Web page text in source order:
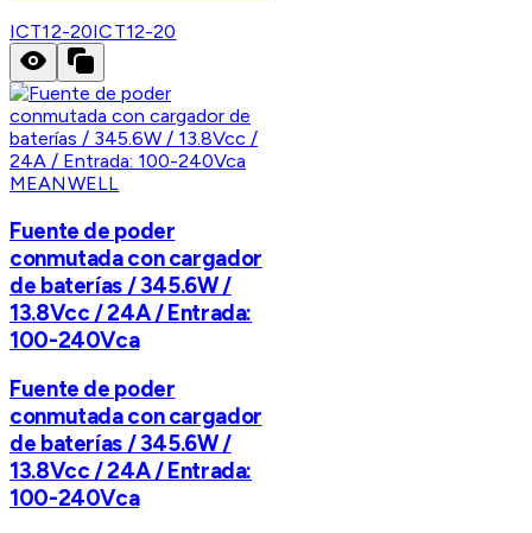
ICT12-20ICT12-20
MEANWELL
Fuente de poder
conmutada con cargador
de baterías / 345.6W /
13.8Vcc / 24A / Entrada:
100-240Vca
Fuente de poder
conmutada con cargador
de baterías / 345.6W /
13.8Vcc / 24A / Entrada:
100-240Vca